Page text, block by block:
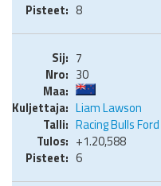
8
7
30
Liam Lawson
Racing Bulls Ford
+1.20,588
6